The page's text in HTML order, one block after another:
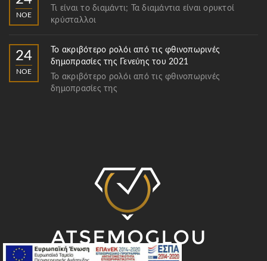
ΝΟΈ
Τι είναι το διαμάντι; Τα διαμάντια είναι ορυκτοί
κρύσταλλοι
24
ΝΟΈ
Το ακριβότερο ρολόι από τις φθινοπωρινές
δημοπρασίες της Γενεύης του 2021
Το ακριβότερο ρολόι από τις φθινοπωρινές
δημοπρασίες της